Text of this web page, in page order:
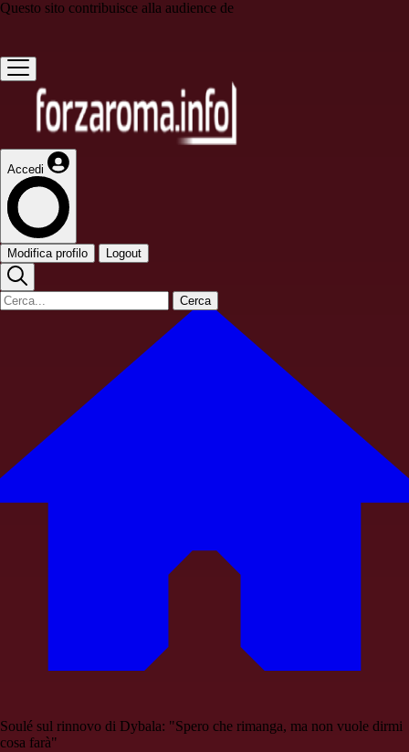
Questo sito contribuisce alla audience de
Accedi
Modifica profilo Logout
Cerca
Soulé sul rinnovo di Dybala: "Spero che rimanga, ma non vuole dirmi
cosa farà"